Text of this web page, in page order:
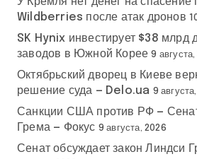
Wildberries после атак дронов
SK Hynix инвестирует $38 млрд
заводов в Южной Корее 9
Октябрьский дворец в Киеве
решение суда — Delo.ua 9
Санкции США против РФ —
Грема — Фокус 9 августа, 2026
Сенат обсуждает закон Линдси